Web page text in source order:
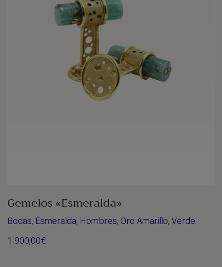
Gemelos «Esmeralda»
Bodas, Esmeralda, Hombres,Oro Amarillo,Verde
1.900,00€